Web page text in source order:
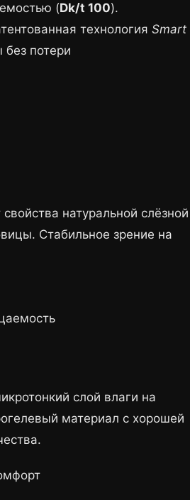
(Dk/t 100).
технология Smart
потери
натуральной слёзной
Стабильное зрение на
слой влаги на
материал с хорошей